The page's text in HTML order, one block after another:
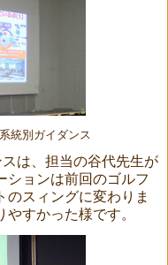
統別ガイダンス
は、担当の谷代先生が
ションは前回のゴルフ
のスィングに変わりま
すかった様です。